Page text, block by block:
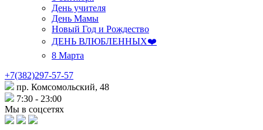
День учителя
День Мамы
Новый Год и Рождество
ДЕНЬ ВЛЮБЛЕННЫХ❤️
8 Марта
+7(382)297-57-57
пр. Комсомольский, 48
7:30 - 23:00
Мы в соцсетях